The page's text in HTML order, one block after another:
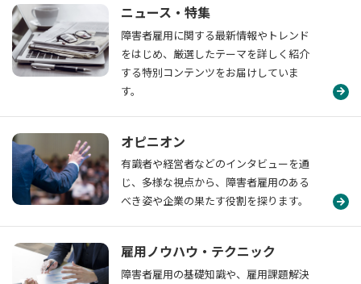
ニュース・特集
障害者雇用に関する最新情報やトレンド
をはじめ、厳選したテーマを詳しく紹介
する特別コンテンツをお届けしていま
す。
オピニオン
有識者や経営者などのインタビューを通
じ、多様な視点から、障害者雇用のある
べき姿や企業の果たす役割を探ります。
雇用ノウハウ・テクニック
障害者雇用の基礎知識や、雇用課題解決